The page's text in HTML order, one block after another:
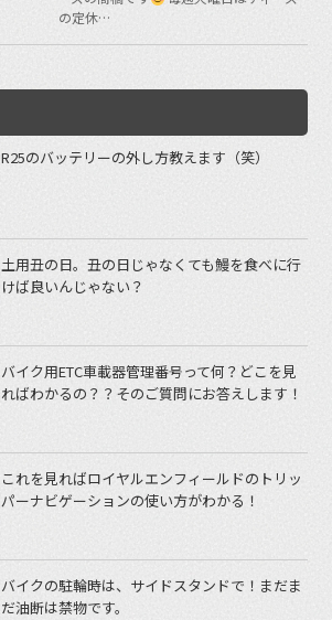
の定休…
R25のバッテリーの外し方教えます（笑）
土用丑の日。丑の日じゃなくても鰻を食べに行
けば良いんじゃない？
バイク用ETC車載器管理番号って何？どこを見
ればわかるの？？そのご質問にお答えします！
これを見ればロイヤルエンフィールドのトリッ
パーナビゲーションの使い方がわかる！
バイクの駐輪時は、サイドスタンドで！まだま
だ油断は禁物です。